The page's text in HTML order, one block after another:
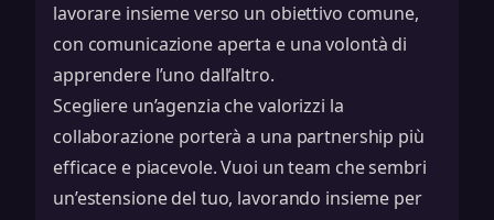
lavorare insieme verso un obiettivo comune,
con comunicazione aperta e una volontà di
apprendere l’uno dall’altro.
Scegliere un’agenzia che valorizzi la
collaborazione porterà a una partnership più
efficace e piacevole. Vuoi un team che sembri
un’estensione del tuo, lavorando insieme per